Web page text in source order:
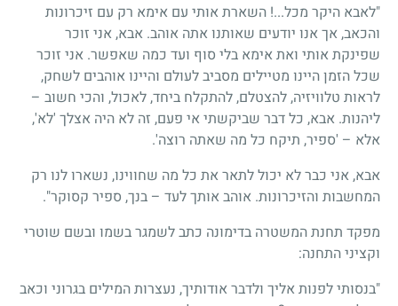
"לאבא היקר מכל...! השארת אותי עם אימא רק עם זיכרונות
והכאב, אך אנו יודעים שאותנו אתה אוהב. אבא, אני זוכר
שפינקת אותי ואת אימא בלי סוף ועד כמה שאפשר. אני זוכר
שכל הזמן היינו מטיילים מסביב לעולם והיינו אוהבים לשחק,
לראות טלוויזיה, להצטלם, להתקלח ביחד, לאכול, והכי חשוב –
ליהנות. אבא, כל דבר שביקשתי אי פעם, זה לא היה אצלך 'לא',
אלא – 'ספיר, תיקח כל מה שאתה רוצה'.
אבא, אני כבר לא יכול לתאר את כל מה שחווינו, נשארו לנו רק
המחשבות והזיכרונות. אוהב אותך לעד – בנך, ספיר קסוקר".
מפקד תחנת המשטרה בדימונה כתב לשמגר בשמו ובשם שוטרי
וקציני התחנה:
"בנסותי לפנות אליך ולדבר אודותיך, נעצרות המילים בגרוני וכאב